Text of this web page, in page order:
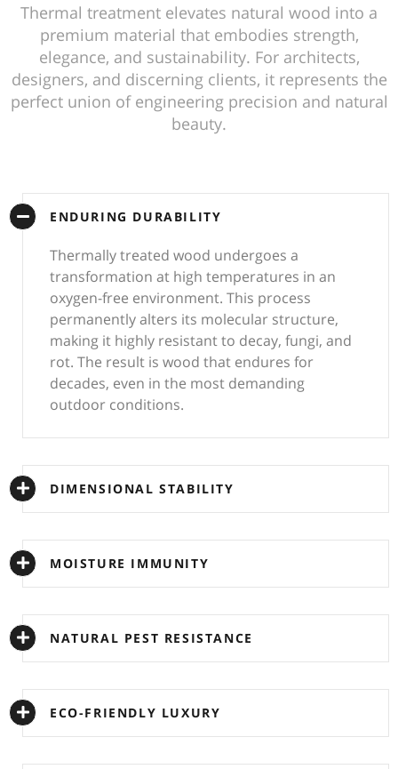
Thermal treatment elevates natural wood into a
premium material that embodies strength,
elegance, and sustainability. For architects,
designers, and discerning clients, it represents the
perfect union of engineering precision and natural
beauty.
ENDURING DURABILITY
Thermally treated wood undergoes a
transformation at high temperatures in an
oxygen-free environment. This process
permanently alters its molecular structure,
making it highly resistant to decay, fungi, and
rot. The result is wood that endures for
decades, even in the most demanding
outdoor conditions.
DIMENSIONAL STABILITY
MOISTURE IMMUNITY
NATURAL PEST RESISTANCE
ECO-FRIENDLY LUXURY